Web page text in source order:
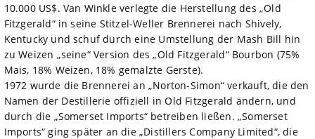
10.000 US$. Van Winkle verlegte die Herstellung des „Old
Fitzgerald“ in seine Stitzel-Weller Brennerei nach Shively,
Kentucky und schuf durch eine Umstellung der Mash Bill hin
zu Weizen „seine“ Version des „Old Fitzgerald“ Bourbon (75%
Mais, 18% Weizen, 18% gemälzte Gerste).
1972 wurde die Brennerei an „Norton-Simon“ verkauft, die den
Namen der Destillerie offiziell in Old Fitzgerald ändern, und
durch die „Somerset Imports“ betreiben ließen. „Somerset
Imports“ ging später an die „Distillers Company Limited“, die